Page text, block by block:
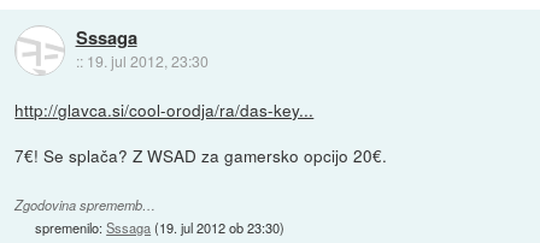
Sssaga
:: 19. jul 2012, 23:30
http://glavca.si/cool-orodja/ra/das-key...
7€! Se splača? Z WSAD za gamersko opcijo 20€.
Zgodovina sprememb…
spremenilo:Sssaga(19. jul 2012 ob 23:30)